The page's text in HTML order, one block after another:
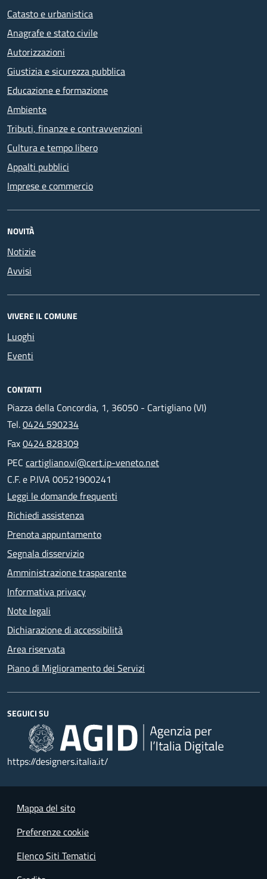
Catasto e urbanistica
Anagrafe e stato civile
Autorizzazioni
Giustizia e sicurezza pubblica
Educazione e formazione
Ambiente
Tributi, finanze e contravvenzioni
Cultura e tempo libero
Appalti pubblici
Imprese e commercio
NOVITÀ
Notizie
Avvisi
VIVERE IL COMUNE
Luoghi
Eventi
CONTATTI
Piazza della Concordia, 1, 36050 - Cartigliano (VI)
Tel.0424 590234
Fax0424 828309
PEC cartigliano.vi@cert.ip-veneto.net
C.F. e P.IVA 00521900241
Leggi le domande frequenti
Richiedi assistenza
Prenota appuntamento
Segnala disservizio
Amministrazione trasparente
Informativa privacy
Note legali
Dichiarazione di accessibilità
Area riservata
Piano di Miglioramento dei Servizi
SEGUICI SU
https://designers.italia.it/
Mappa del sito
Preferenze cookie
Elenco Siti Tematici